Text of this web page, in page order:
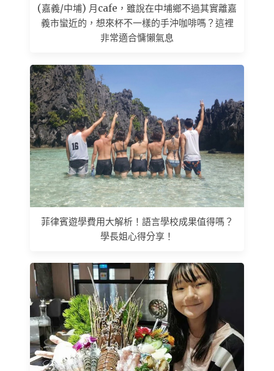
(嘉義/中埔) 月cafe，雖說在中埔鄉不過其實離嘉
義市蠻近的，想來杯不一樣的手沖咖啡嗎？這裡
非常適合慵懶氣息
菲律賓遊學費用大解析！語言學校成果值得嗎？
學長姐心得分享！